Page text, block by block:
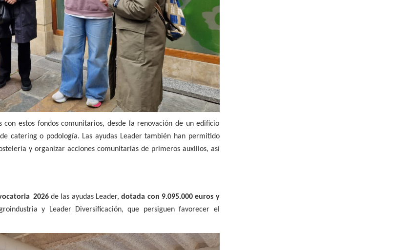
estos fondos comunitarios, desde la renovación de un edificio
catering o podología. Las ayudas Leader también han permitido
y organizar acciones comunitarias de primeros auxilios, así
2026de las ayudas Leader,dotada con 9.095.000 euros y
y Leader Diversificación, que persiguen favorecer el